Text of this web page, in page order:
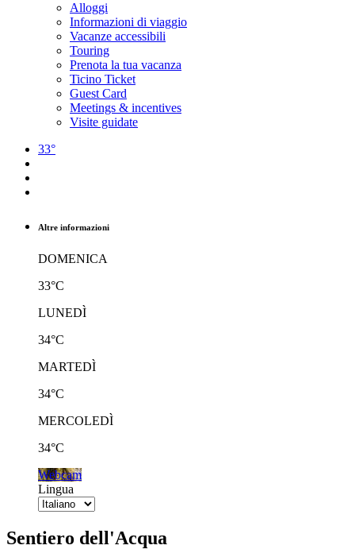
Alloggi
Informazioni di viaggio
Vacanze accessibili
Touring
Prenota la tua vacanza
Ticino Ticket
Guest Card
Meetings & incentives
Visite guidate
33°
Altre informazioni
DOMENICA
33°C
LUNEDÌ
34°C
MARTEDÌ
34°C
MERCOLEDÌ
34°C
Webcam
Lingua
Sentiero dell'Acqua